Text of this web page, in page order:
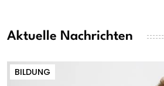
Aktuelle Nachrichten
BILDUNG